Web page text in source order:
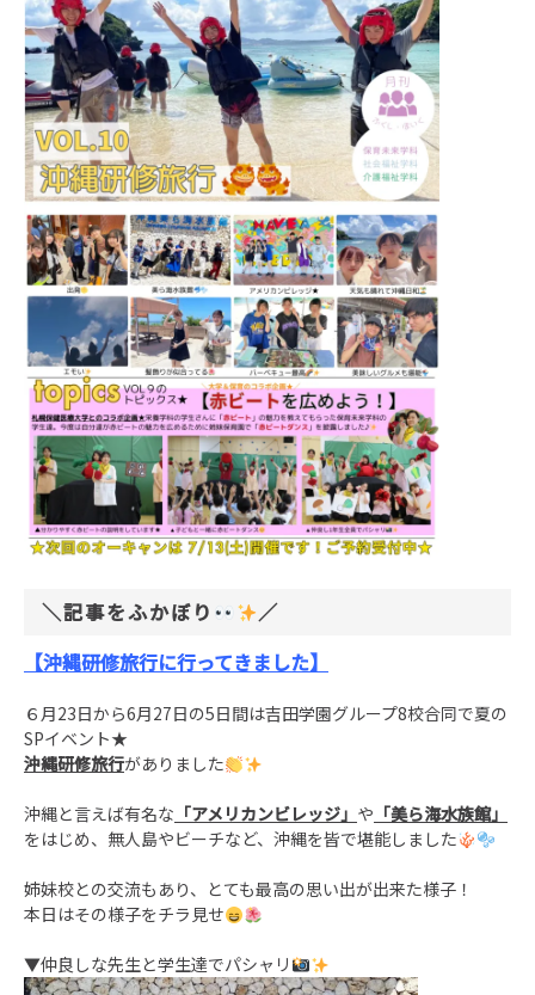
＼記事をふかぼり
／
【沖縄研修旅行に行ってきました】
６月23日から6月27日の5日間は吉田学園グループ8校合同で夏の
SPイベント★
沖縄研修旅行がありました
沖縄と言えば有名な 「アメリカンビレッジ」 や 「美ら海水族館」
をはじめ、無人島やビーチなど、沖縄を皆で堪能しました
姉妹校との交流もあり、とても最高の思い出が出来た様子！
本日はその様子をチラ見せ
▼仲良しな先生と学生達でパシャリ